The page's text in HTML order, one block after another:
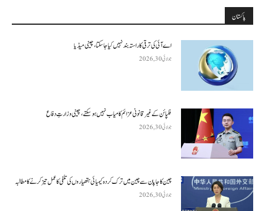
پاکستان
اے آئی کی ترقی کا راستہ بند نہیں کیا جا سکتا، چینی میڈیا
جولائی 30, 2026
فلپائن کے غیر قانونی عزائم کامیاب نہیں ہو سکتے ، چینی وزارتِ دفاع
جولائی 30, 2026
چین کا جاپان سے چین میں ترک کردہ کیمیائی ہتھیاروں کی تلفی کا عمل تیز کرنے کا مطالبہ
جولائی 30, 2026